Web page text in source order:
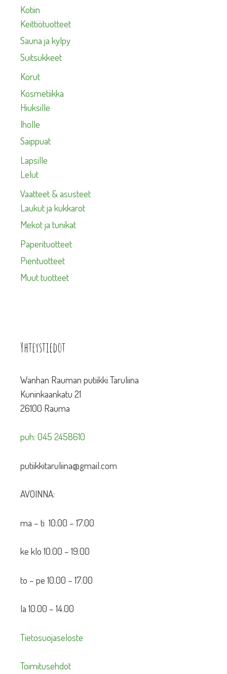
Kotiin
Keittiötuotteet
Sauna ja kylpy
Suitsukkeet
Korut
Kosmetiikka
Hiuksille
Iholle
Saippuat
Lapsille
Lelut
Vaatteet & asusteet
Laukut ja kukkarot
Mekot ja tunikat
Paperituotteet
Pientuotteet
Muut tuotteet
Yhteystiedot
Wanhan Rauman putiikki Taruliina
Kuninkaankatu 21
26100 Rauma
puh: 045 2458610
putiikkitaruliina@gmail.com
AVOINNA:
ma – ti 10.00 – 17.00
ke klo 10.00 – 19.00
to – pe 10.00 – 17.00
la 10.00 – 14.00
Tietosuojaseloste
Toimitusehdot